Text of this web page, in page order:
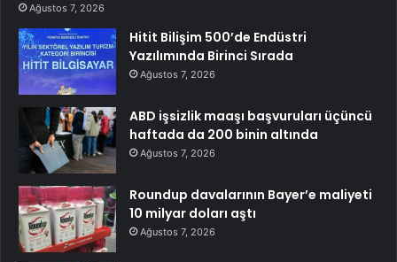
Ağustos 7, 2026
Hitit Bilişim 500’de Endüstri
Yazılımında Birinci Sırada
Ağustos 7, 2026
ABD işsizlik maaşı başvuruları üçüncü
haftada da 200 binin altında
Ağustos 7, 2026
Roundup davalarının Bayer’e maliyeti
10 milyar doları aştı
Ağustos 7, 2026